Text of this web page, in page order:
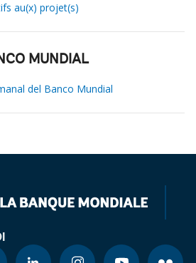
au(x) projet(s)
MUNDIAL
del Banco Mundial